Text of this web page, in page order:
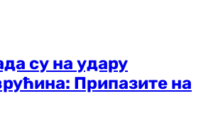
су на удару
Припазите на